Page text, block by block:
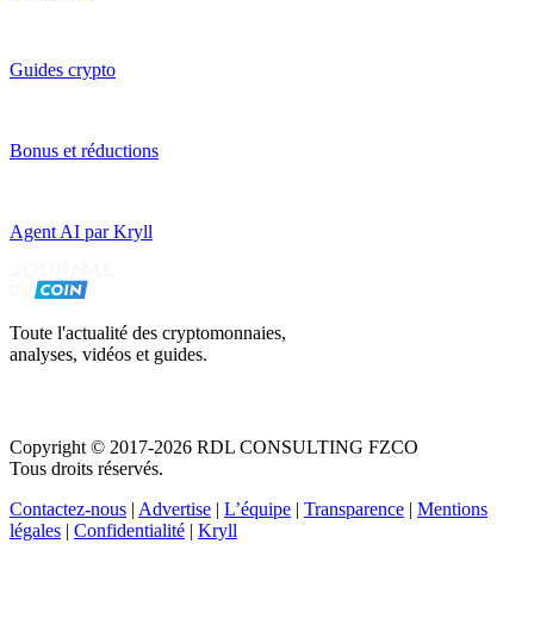
Guides crypto
Bonus et réductions
Agent AI par Kryll
Toute l'actualité des cryptomonnaies,
analyses, vidéos et guides.
Copyright © 2017-2026 RDL CONSULTING FZCO
Tous droits réservés.
Contactez-nous | Advertise | L’équipe | Transparence | Mentions
légales | Confidentialité | Kryll